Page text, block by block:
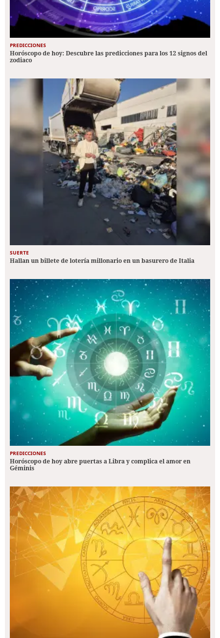
PREDICCIONES
Horóscopo de hoy: Descubre las predicciones para los 12 signos del
zodiaco
SUERTE
Hallan un billete de lotería millonario en un basurero de Italia
PREDICCIONES
Horóscopo de hoy abre puertas a Libra y complica el amor en
Géminis